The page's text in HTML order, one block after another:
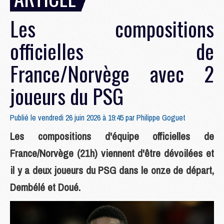
Les compositions
officielles de
France/Norvège avec 2
joueurs du PSG
Publié le vendredi 26 juin 2026 à 19:45 parPhilippe Goguet
Les compositions d'équipe officielles de
France/Norvège (21h) viennent d'être dévoilées et
il y a deux joueurs du PSG dans le onze de départ,
Dembélé et Doué.